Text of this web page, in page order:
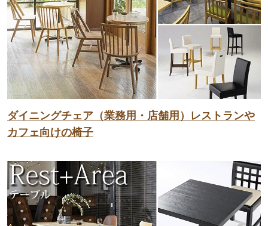
ダイニングチェア（業務用・店舗用）レストランや
カフェ向けの椅子